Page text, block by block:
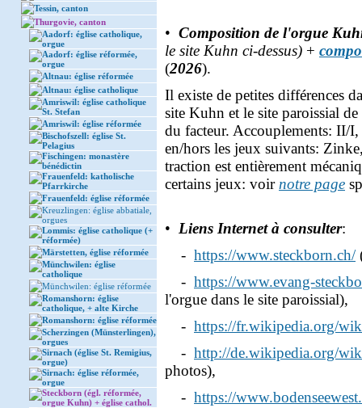
Tessin, canton
Thurgovie, canton
Aadorf: église catholique,
orgue
Aadorf: église réformée,
orgue
Altnau: église réformée
Altnau: église catholique
Amriswil: église catholique
St. Stefan
Amriswil: église réformée
Bischofszell: église St.
Pelagius
Fischingen: monastère
bénédictin
Frauenfeld: katholische
Pfarrkirche
Frauenfeld: église réformée
Kreuzlingen: église abbatiale,
orgues
Lommis: église catholique (+
réformée)
Märstetten, église réformée
Münchwilen: église
catholique
Münchwilen: église réformée
Romanshorn: église
catholique, + alte Kirche
Romanshorn: église réformée
Scherzingen (Münsterlingen),
orgues
Sirnach (église St. Remigius,
orgue)
Sirnach: église réformée,
orgue
Steckborn (égl. réformée,
orgue Kuhn) + église cathol.
• Composition de l'orgue
le site Kuhn ci-dessus) +
(2026).
Il existe de petites différences
site Kuhn et le site paroissial
du facteur. Accouplements: II/
en/hors les jeux suivants:
traction est entièrement
certains jeux: voir notre page
• Liens Internet à consulter:
- https://www.steckborn.ch/
- https://www.evang-
l'orgue dans le site paroissial),
- https://fr.wikipedia.org/
- http://de.wikipedia.org/
photos),
- https://